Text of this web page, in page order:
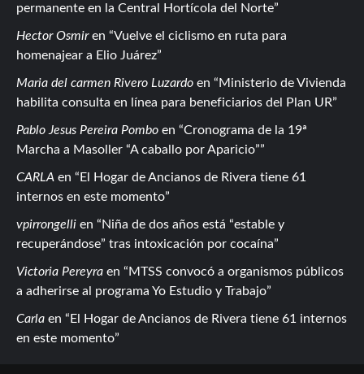
permanente en la Central Hortícola del Norte
Hector Osmiren
Vuelve el ciclismo en ruta para
homenajear a Elio Juárez
Maria del carmen Rivero Luzardo en
Ministerio de Vivienda
habilita consulta en línea para beneficiarios del Plan UR
Pablo Jesus Pereira Pombo en
Cronograma de la 19ª
Marcha a Masoller “A caballo por Aparicio”
CARLA en
El Hogar de Ancianos de Rivera tiene 61
internos en este momento
vpirrongelli en
Niña de dos años está “estable y
recuperándose” tras intoxicación por cocaína
Victoria Pereyra en
MTSS convocó a organismos públicos
a adherirse al programa Yo Estudio y Trabajo
Carla en
El Hogar de Ancianos de Rivera tiene 61 internos
en este momento